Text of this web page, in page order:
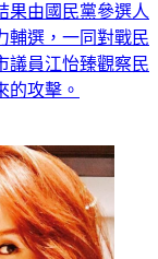
果由國民黨參選人
輔選，一同對戰民
議員江怡臻觀察民
的攻擊。